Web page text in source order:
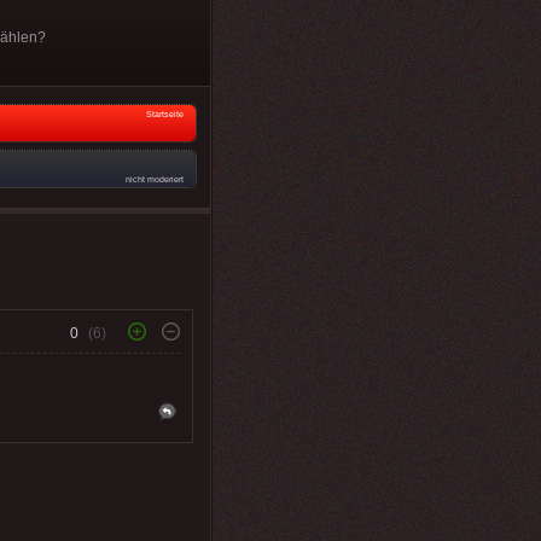
Startseite
nicht moderiert
0 (6)